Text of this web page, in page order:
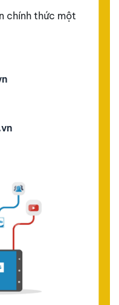
chính thức một